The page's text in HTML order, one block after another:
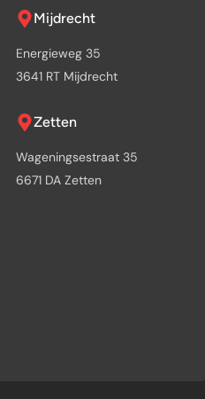
Mijdrecht
Energieweg 35
3641 RT Mijdrecht
Zetten
Wageningsestraat 35
6671 DA Zetten